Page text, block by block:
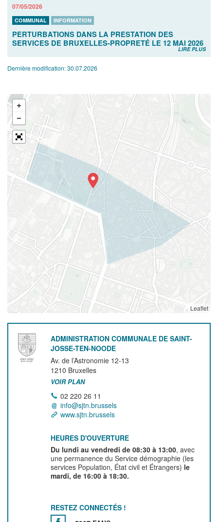
07/05/2026
COMMUNAL INFORMATION
PERTURBATIONS DANS LA PRESTATION DES
SERVICES DE BRUXELLES-PROPRETÉ LE 12 MAI 2026
LIRE PLUS
Dernière modification:30.07.2026
Leaflet
ADMINISTRATION COMMUNALE DE SAINT-
JOSSE-TEN-NOODE
Av. de l’Astronomie 12-13
1210 Bruxelles
VOIR PLAN
02 220 26 11
info@sjtn.brussels
www.sjtn.brussels
HEURES D'OUVERTURE
Du lundi au vendredi de 08:30 à 13:00, avec
une permanence du Service démographie (les
services Population, État civil et Étrangers) le
mardi, de 16:00 à 18:30.
RESTEZ CONNECTÉS !